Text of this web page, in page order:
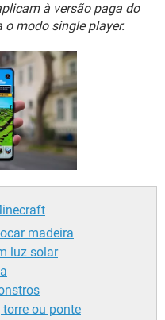
GMAIL
FACEBOOK
GMAIL
WHATSAPP
FACEBOOK
EXCEL
GMAIL
à versão paga do
o modo single player.
madeira
luz solar
ou ponte